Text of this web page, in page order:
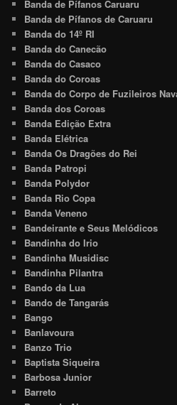
Banda de Pífanos Caruaru
Banda de Pífanos de Caruaru
Banda do 14º RI
Banda do Canecão
Banda do Casaco
Banda do Coroas
Banda do Corpo de Fuzileiros
Banda dos Coroas
Banda Edição Extra
Banda Elétrica
Banda Os Dragões do Rei
Banda Patropi
Banda Polydor
Banda Rio Copa
Banda Veneno
Bandeirante e Seus Melódicos
Bandinha do Irio
Bandinha Musidisc
Bandinha Pilantra
Bando da Lua
Bando de Tangarás
Bango
Banlavoura
Banzo Trio
Baptista Siqueira
Barbosa Junior
Barreto